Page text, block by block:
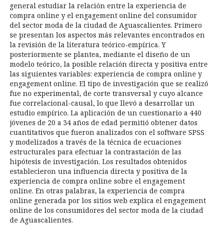
general estudiar la relación entre la experiencia de
compra online y el engagement online del consumidor
del sector moda de la ciudad de Aguascalientes. Primero
se presentan los aspectos más relevantes encontrados en
la revisión de la literatura teórico-empírica. Y
posteriormente se plantea, mediante el diseño de un
modelo teórico, la posible relación directa y positiva entre
las siguientes variables: experiencia de compra online y
engagement online. El tipo de investigación que se realizó
fue no experimental, de corte transversal y cuyo alcance
fue correlacional-causal, lo que llevó a desarrollar un
estudio empírico. La aplicación de un cuestionario a 440
jóvenes de 20 a 34 años de edad permitió obtener datos
cuantitativos que fueron analizados con el software SPSS
y modelizados a través de la técnica de ecuaciones
estructurales para efectuar la contrastación de las
hipótesis de investigación. Los resultados obtenidos
establecieron una influencia directa y positiva de la
experiencia de compra online sobre el engagement
online. En otras palabras, la experiencia de compra
online generada por los sitios web explica el engagement
online de los consumidores del sector moda de la ciudad
de Aguascalientes.